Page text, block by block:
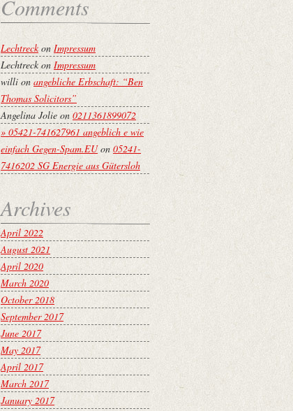
Comments
Lechtreckon Impressum
Lechtreckon Impressum
willi on angebliche Erbschaft: “Ben
Thomas Solicitors”
Angelina Jolieon 0211361899072
» 05421-741627961 angeblich e wie
einfach Gegen-Spam.EUon 05241-
7416202 SG Energie aus Gütersloh
Archives
April 2022
August 2021
April 2020
March 2020
October 2018
September 2017
June 2017
May 2017
April 2017
March 2017
January 2017